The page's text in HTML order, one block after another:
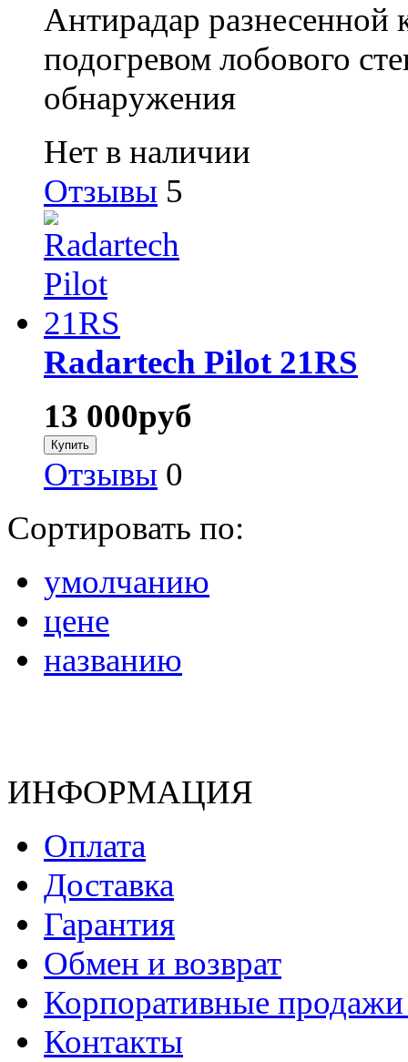
Антирадар разнесенной
подогревом лобового
обнаружения
Нет в наличии
Отзывы 5
Radartech Pilot 21RS
13 000руб
Отзывы 0
Сортировать по:
умолчанию
цене
названию
ИНФОРМАЦИЯ
Оплата
Доставка
Гарантия
Обмен и возврат
Корпоративные
Контакты